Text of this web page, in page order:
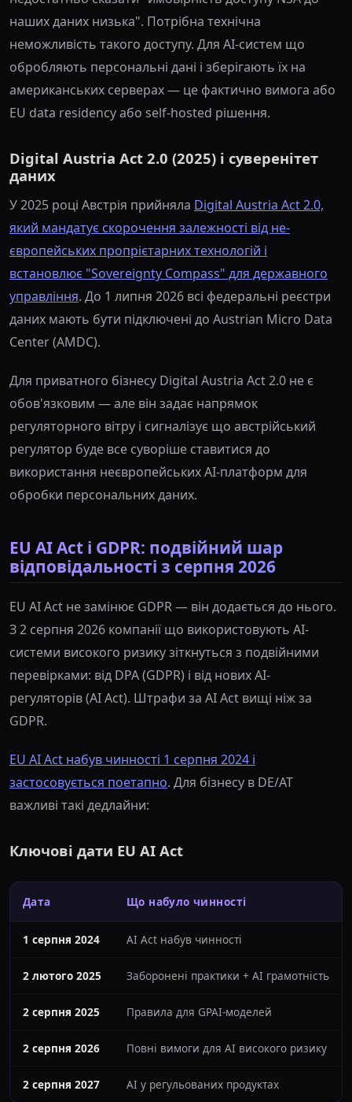
наших даних низька". Потрібна технічна
неможливість такого доступу. Для AI-систем що
обробляють персональні дані і зберігають їх на
американських серверах — це фактично вимога або
EU data residency або self-hosted рішення.
Digital Austria Act 2.0 (2025) і суверенітет
даних
У 2025 році Австрія прийняла Digital Austria Act 2.0,
який мандатує скорочення залежності від не-
європейських пропрієтарних технологій і
встановлює "Sovereignty Compass" для державного
управління. До 1 липня 2026 всі федеральні реєстри
даних мають бути підключені до Austrian Micro Data
Center (AMDC).
Для приватного бізнесу Digital Austria Act 2.0 не є
обов'язковим — але він задає напрямок
регуляторного вітру і сигналізує що австрійський
регулятор буде все суворіше ставитися до
використання неєвропейських AI-платформ для
обробки персональних даних.
EU AI Act і GDPR: подвійний шар
відповідальності з серпня 2026
EU AI Act не замінює GDPR — він додається до нього.
З 2 серпня 2026 компанії що використовують AI-
системи високого ризику зіткнуться з подвійними
перевірками: від DPA (GDPR) і від нових AI-
регуляторів (AI Act). Штрафи за AI Act вищі ніж за
GDPR.
EU AI Act набув чинності 1 серпня 2024 і
застосовується поетапно. Для бізнесу в DE/AT
важливі такі дедлайни:
Ключові дати EU AI Act
Дата Що набуло чинності
1 серпня 2024 AI Act набув чинності
2 лютого 2025 Заборонені практики + AI грамотність
2 серпня 2025 Правила для GPAI-моделей
2 серпня 2026 Повні вимоги для AI високого ризику
2 серпня 2027 AI у регульованих продуктах